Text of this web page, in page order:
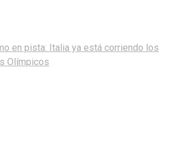
en pista: Italia ya está corriendo los
Olímpicos